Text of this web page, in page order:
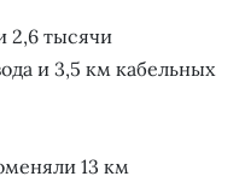
2,6 тысячи
и 3,5 км кабельных
13 км